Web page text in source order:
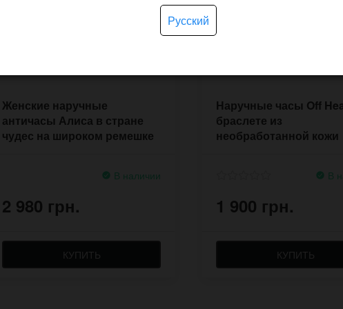
Женские наручные
античасы Алиса в стране
чудес на широком ремешке
В наличии
2 980 грн.
КУПИТЬ
Наручные часы Off
браслете из
необработанной кожи
В
1 900 грн.
КУПИТЬ
Русский